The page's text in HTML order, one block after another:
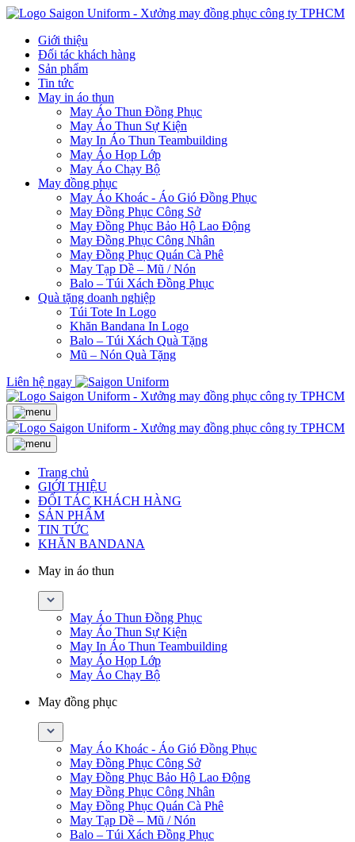
Giới thiệu
Đối tác khách hàng
Sản phẩm
Tin tức
May in áo thun
May Áo Thun Đồng Phục
May Áo Thun Sự Kiện
May In Áo Thun Teambuilding
May Áo Họp Lớp
May Áo Chạy Bộ
May đồng phục
May Áo Khoác - Áo Gió Đồng Phục
May Đồng Phục Công Sở
May Đồng Phục Bảo Hộ Lao Động
May Đồng Phục Công Nhân
May Đồng Phục Quán Cà Phê
May Tạp Dề – Mũ / Nón
Balo – Túi Xách Đồng Phục
Quà tặng doanh nghiệp
Túi Tote In Logo
Khăn Bandana In Logo
Balo – Túi Xách Quà Tặng
Mũ – Nón Quà Tặng
Liên hệ ngay
Trang chủ
GIỚI THIỆU
ĐỐI TÁC KHÁCH HÀNG
SẢN PHẨM
TIN TỨC
KHĂN BANDANA
May in áo thun
May Áo Thun Đồng Phục
May Áo Thun Sự Kiện
May In Áo Thun Teambuilding
May Áo Họp Lớp
May Áo Chạy Bộ
May đồng phục
May Áo Khoác - Áo Gió Đồng Phục
May Đồng Phục Công Sở
May Đồng Phục Bảo Hộ Lao Động
May Đồng Phục Công Nhân
May Đồng Phục Quán Cà Phê
May Tạp Dề – Mũ / Nón
Balo – Túi Xách Đồng Phục